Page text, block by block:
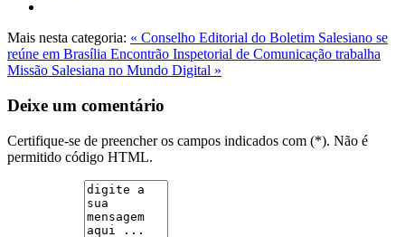
Mais nesta categoria: « Conselho Editorial do Boletim Salesiano se
reúne em Brasília Encontrão Inspetorial de Comunicação trabalha
Missão Salesiana no Mundo Digital »
Deixe um comentário
Certifique-se de preencher os campos indicados com (*). Não é
permitido código HTML.